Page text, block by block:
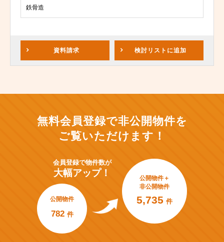
鉄骨造
資料請求 検討リスト に追加
無料会員登録で非公開物件を
ご覧いただけます！
会員登録で物件数が
大幅アップ！
公開物件
782 件
公開物件＋
非公開物件
5,735 件